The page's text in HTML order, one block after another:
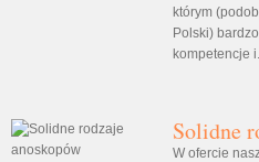
którym
Polski)
kompetencje
Solidne
W ofercie